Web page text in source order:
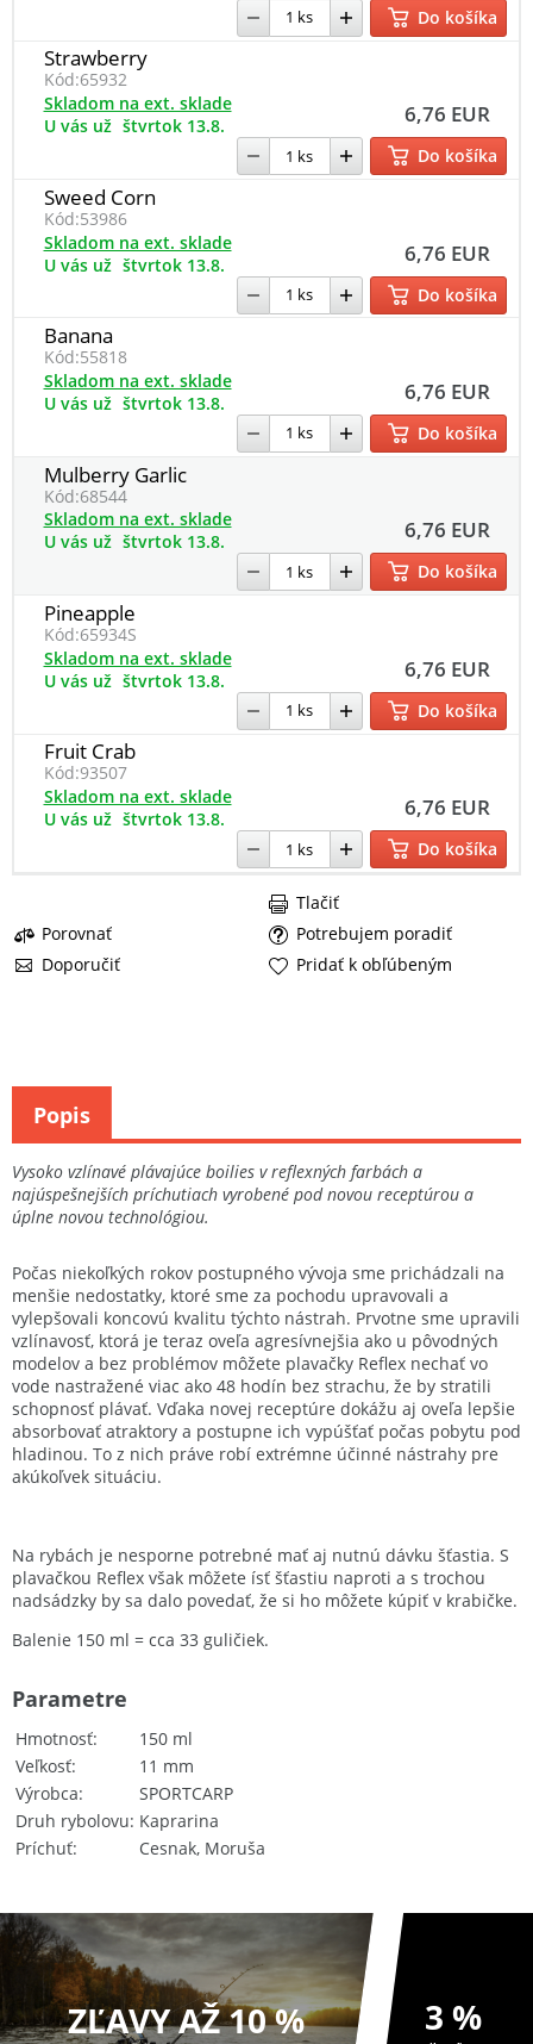
Do košíka
Strawberry
Kód:65932
6,76 EUR
Skladom na ext. sklade
U vás už štvrtok 13.8.
Do košíka
Sweed Corn
Kód:53986
6,76 EUR
Skladom na ext. sklade
U vás už štvrtok 13.8.
Do košíka
Banana
Kód:55818
6,76 EUR
Skladom na ext. sklade
U vás už štvrtok 13.8.
Do košíka
Mulberry Garlic
Kód:68544
6,76 EUR
Skladom na ext. sklade
U vás už štvrtok 13.8.
Do košíka
Pineapple
Kód:65934S
6,76 EUR
Skladom na ext. sklade
U vás už štvrtok 13.8.
Do košíka
Fruit Crab
Kód:93507
6,76 EUR
Skladom na ext. sklade
U vás už štvrtok 13.8.
Do košíka
Porovnať
Potrebujem poradiť
Doporučiť
Tlačiť
Pridať k obľúbeným
Vysoko vzlínavé plávajúce boilies v reflexných farbách a
najúspešnejších príchutiach vyrobené pod novou receptúrou a
úplne novou technológiou.
Počas niekoľkých rokov postupného vývoja sme prichádzali na
menšie nedostatky, ktoré sme za pochodu upravovali a
vylepšovali koncovú kvalitu týchto nástrah. Prvotne sme upravili
vzlínavosť, ktorá je teraz oveľa agresívnejšia ako u pôvodných
modelov a bez problémov môžete plavačky Reflex nechať vo
vode nastražené viac ako 48 hodín bez strachu, že by stratili
schopnosť plávať. Vďaka novej receptúre dokážu aj oveľa lepšie
absorbovať atraktory a postupne ich vypúšťať počas pobytu pod
hladinou. To z nich práve robí extrémne účinné nástrahy pre
akúkoľvek situáciu.
Na rybách je nesporne potrebné mať aj nutnú dávku šťastia. S
plavačkou Reflex však môžete ísť šťastiu naproti a s trochou
nadsádzky by sa dalo povedať, že si ho môžete kúpiť v krabičke.
Balenie 150 ml = cca 33 guličiek.
Hmotnosť
150 ml
Veľkosť
11 mm
Výrobca
SPORTCARP
Druh rybolovu Kaprarina
Príchuť
Cesnak, Moruša
Parametre
Popis
ZĽAVY AŽ 10 % 3 %